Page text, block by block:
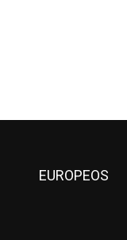
EUROPEOS